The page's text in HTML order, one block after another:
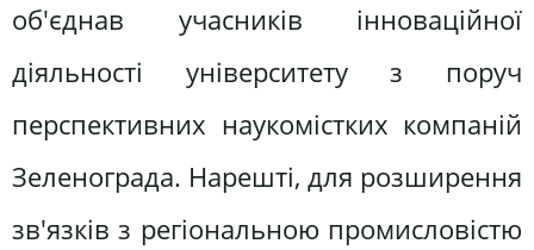
об'єднав учасників інноваційної
діяльності університету з поруч
перспективних наукомістких компаній
Зеленограда. Нарешті, для розширення
зв'язків з регіональною промисловістю